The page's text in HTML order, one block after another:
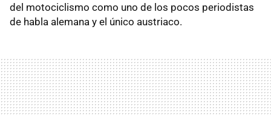
del motociclismo como uno de los pocos periodistas
de habla alemana y el único austriaco.